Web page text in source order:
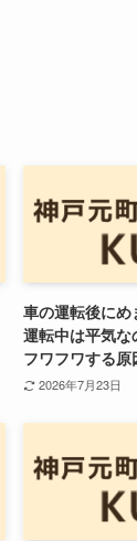
車の運転後にめ
運転中は平気な
フワフワする原
2026年7月23日